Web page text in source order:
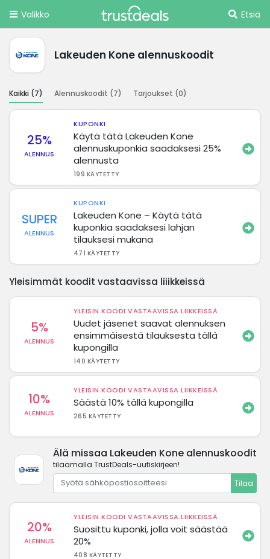
Valikko Etsiä
Lakeuden Kone alennuskoodit
Kaikki (7) Alennuskoodit (7) Tarjoukset (0)
25%
ALENNUS
KUPONKI
Käytä tätä Lakeuden Kone
alennuskuponkia saadaksesi 25%
alennusta
199 KÄYTETTY
SUPER
ALENNUS
KUPONKI
Lakeuden Kone – Käytä tätä
kuponkia saadaksesi lahjan
tilauksesi mukana
471 KÄYTETTY
Yleisimmät koodit vastaavissa liiikkeissä
5%
ALENNUS
YLEISIN KOODI VASTAAVISSA LIIKKEISSÄ
Uudet jäsenet saavat alennuksen
ensimmäisestä tilauksesta tällä
kupongilla
140 KÄYTETTY
10%
ALENNUS
YLEISIN KOODI VASTAAVISSA LIIKKEISSÄ
Säästä 10% tällä kupongilla
265 KÄYTETTY
Älä missaa Lakeuden Kone alennuskoodit
tilaamalla TrustDeals-uutiskirjeen!
Tilaa
20%
ALENNUS
YLEISIN KOODI VASTAAVISSA LIIKKEISSÄ
Suosittu kuponki, jolla voit säästää
20%
408 KÄYTETTY